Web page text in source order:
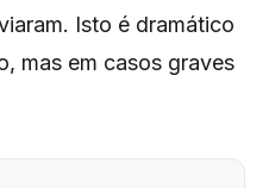
Isto é dramático
mas em casos graves